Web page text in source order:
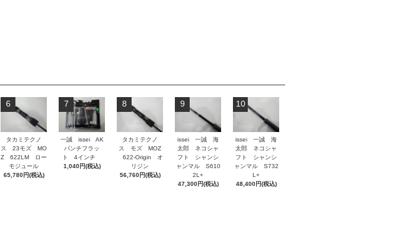
6
タカミテクノ
ス 23モズ MO
Z 622LM ロー
モジュール
65,780円(税込)
7
一誠 issei AK
パンチフラッ
ト 4インチ
1,040円(税込)
8
タカミテクノ
ス モズ MOZ
622-Origin オ
リジン
56,760円(税込)
9
issei 一誠 海
太郎 ネコシャ
フト シャンシ
ャンマル S610
2L+
47,300円(税込)
10
issei 一誠 海
太郎 ネコシャ
フト シャンシ
ャンマル S732
L+
48,400円(税込)